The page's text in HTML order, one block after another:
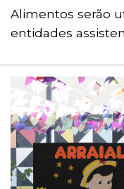
Alimentos serão
entidades